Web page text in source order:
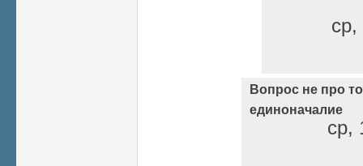
Вопрос не про
единоначалие
ср,